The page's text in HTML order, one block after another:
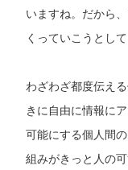
いますね。だから
くっていこうとして
わざわざ都度伝え
きに自由に情報に
可能にする個人間
組みがきっと人の